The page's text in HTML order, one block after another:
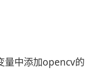
量中添加opencv的